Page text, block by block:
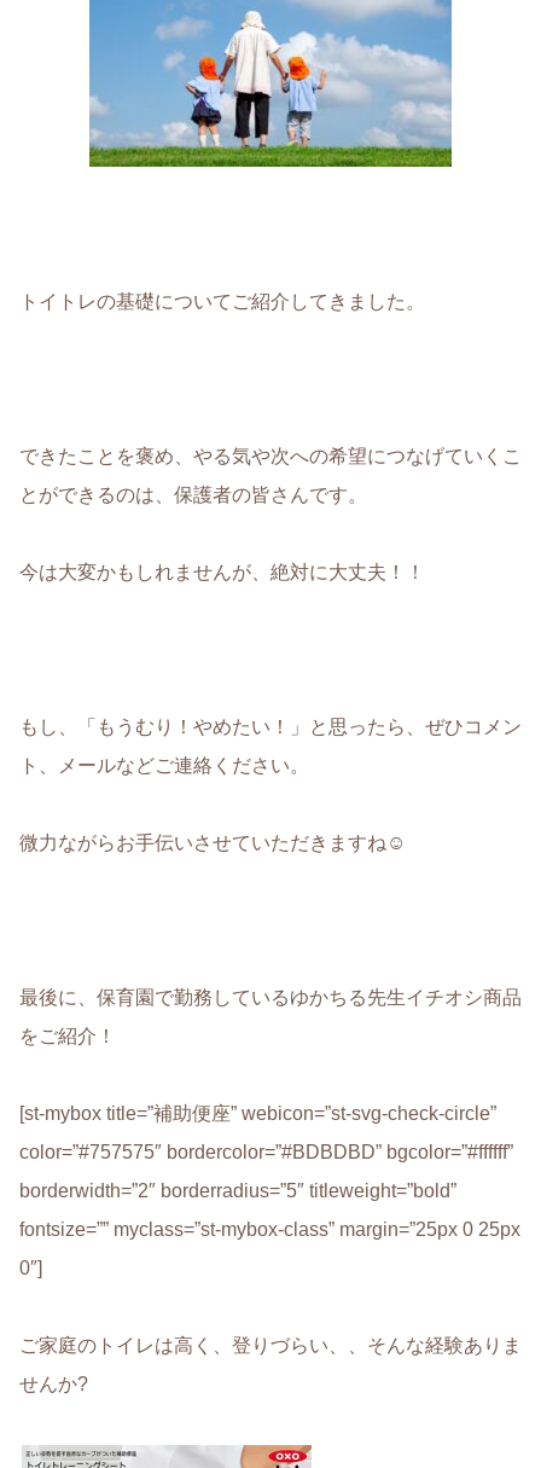
トイトレの基礎についてご紹介してきました。
できたことを褒め、やる気や次への希望につなげていくこ
とができるのは、保護者の皆さんです。
今は大変かもしれませんが、絶対に大丈夫！！
もし、「もうむり！やめたい！」と思ったら、ぜひコメン
ト、メールなどご連絡ください。
微力ながらお手伝いさせていただきますね☺︎
最後に、 保育園で勤務しているゆかちる先生イチオシ商品
をご紹介！
[st-mybox title=”補助便座” webicon=”st-svg-check-circle”
color=”#757575″ bordercolor=”#BDBDBD” bgcolor=”#ffffff”
borderwidth=”2″ borderradius=”5″ titleweight=”bold”
fontsize=”” myclass=”st-mybox-class” margin=”25px 0 25px
0″]
ご家庭のトイレは高く、登りづらい、、そんな経験ありま
せんか?